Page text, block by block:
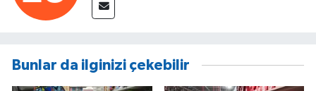
Bunlar da ilginizi çekebilir